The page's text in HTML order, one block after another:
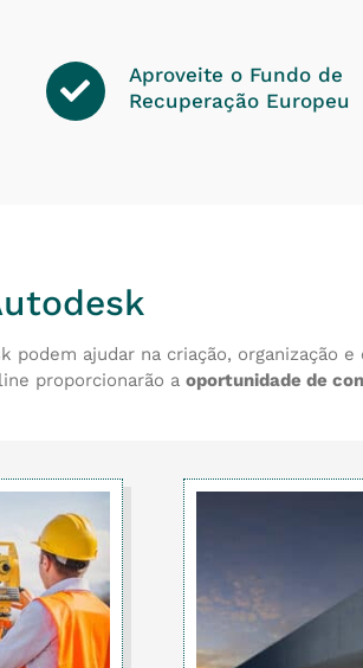
Aproveite o Fundo de
Recuperação Europeu
podem ajudar na criação,
proporcionarão a oportunidade de